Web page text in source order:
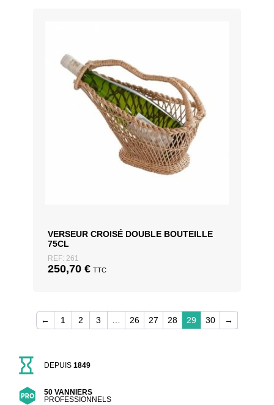
VERSEUR CROISÉ DOUBLE BOUTEILLE
75CL
REF: 261
250,70 € TTC
← 1 2 3 … 26 27 28 29 30 →
DEPUIS1849
50 VANNIERS
PROFESSIONNELS